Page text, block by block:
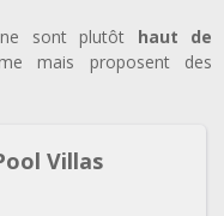
sont plutôt haut de
mais proposent des
Villas